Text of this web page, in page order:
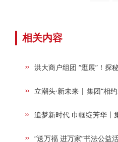
相关内容
洪大商户组团 “逛展”！探
立潮头·新未来 | 集团“相
追梦新时代 巾帼绽芳华丨
“送万福 进万家”书法公益